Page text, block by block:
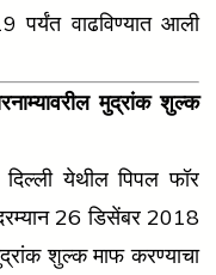
पर्यंत वाढविण्यात आली
मुद्रांक शुल्क
येथील पिपल फॉर
26 डिसेंबर 2018
शुल्क माफ करण्याचा